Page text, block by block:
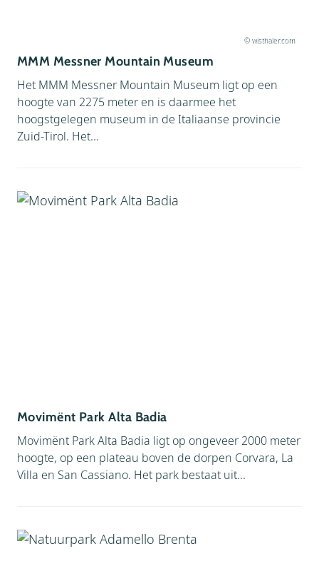
© wisthaler.com
MMM Messner Mountain Museum
Het MMM Messner Mountain Museum ligt op een
hoogte van 2275 meter en is daarmee het
hoogstgelegen museum in de Italiaanse provincie
Zuid-Tirol. Het...
Movimënt Park Alta Badia
Movimënt Park Alta Badia ligt op ongeveer 2000 meter
hoogte, op een plateau boven de dorpen Corvara, La
Villa en San Cassiano. Het park bestaat uit...